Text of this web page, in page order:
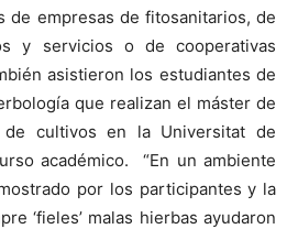
de empresas de fitosanitarios, de
y servicios o de cooperativas
asistieron los estudiantes de
que realizan el máster de
de cultivos en la Universitat de
académico. “En un ambiente
por los participantes y la
‘fieles’ malas hierbas ayudaron